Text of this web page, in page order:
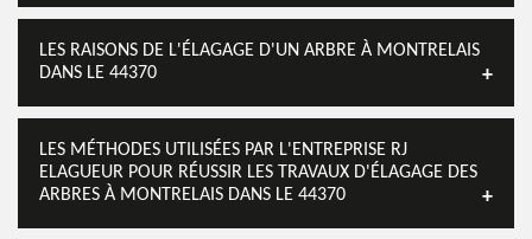
LES RAISONS DE L'ÉLAGAGE D'UN ARBRE À MONTRELAIS
DANS LE 44370
LES MÉTHODES UTILISÉES PAR L'ENTREPRISE RJ
ELAGUEUR POUR RÉUSSIR LES TRAVAUX D'ÉLAGAGE DES
ARBRES À MONTRELAIS DANS LE 44370